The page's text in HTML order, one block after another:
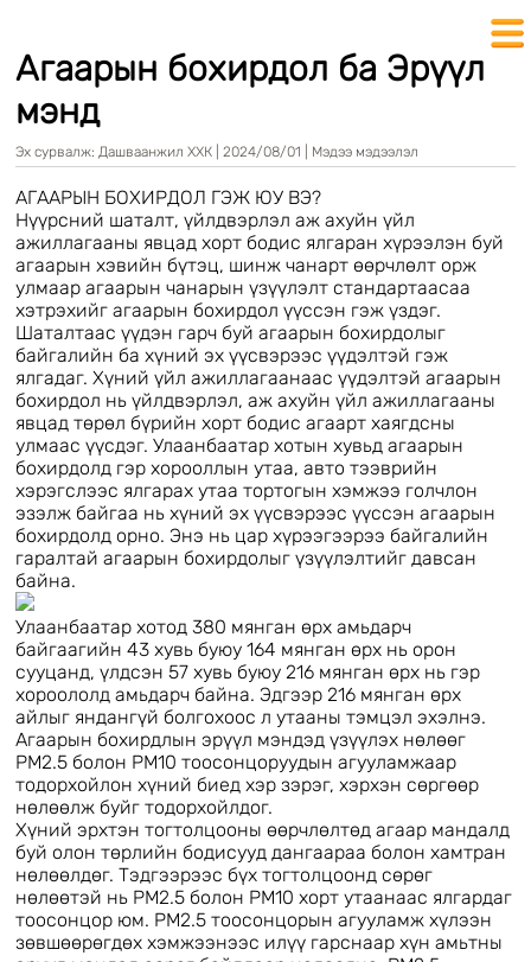
Агаарын бохирдол ба Эрүүл
мэнд
Эх сурвалж:Дашваанжил ХХК 2024/08/01 Мэдээ мэдээлэл
АГААРЫН БОХИРДОЛ ГЭЖ ЮУ ВЭ?
Нүүрсний шаталт, үйлдвэрлэл аж ахуйн үйл
ажиллагааны явцад хорт бодис ялгаран хүрээлэн буй
агаарын хэвийн бүтэц, шинж чанарт өөрчлөлт орж
улмаар агаарын чанарын үзүүлэлт стандартаасаа
хэтрэхийг агаарын бохирдол үүссэн гэж үздэг.
Шаталтаас үүдэн гарч буй агаарын бохирдолыг
байгалийн ба хүний эх үүсвэрээс үүдэлтэй гэж
ялгадаг. Хүний үйл ажиллагаанаас үүдэлтэй агаарын
бохирдол нь үйлдвэрлэл, аж ахуйн үйл ажиллагааны
явцад төрөл бүрийн хорт бодис агаарт хаягдсны
улмаас үүсдэг. Улаанбаатар хотын хувьд агаарын
бохирдолд гэр хорооллын утаа, авто тээврийн
хэрэгслээс ялгарах утаа тортогын хэмжээ голчлон
эзэлж байгаа нь хүний эх үүсвэрээс үүссэн агаарын
бохирдолд орно. Энэ нь цар хүрээгээрээ байгалийн
гаралтай агаарын бохирдолыг үзүүлэлтийг давсан
байна.
Улаанбаатар хотод 380 мянган өрх амьдарч
байгаагийн 43 хувь буюу 164 мянган өрх нь орон
сууцанд, үлдсэн 57 хувь буюу 216 мянган өрх нь гэр
хороололд амьдарч байна. Эдгээр 216 мянган өрх
айлыг яндангүй болгохоос л утааны тэмцэл эхэлнэ.
Агаарын бохирдлын эрүүл мэндэд үзүүлэх нөлөөг
РМ2.5 болон РМ10 тоосонцоруудын агууламжаар
тодорхойлон хүний биед хэр зэрэг, хэрхэн сөргөөр
нөлөөлж буйг тодорхойлдог.
Хүний эрхтэн тогтолцооны өөрчлөлтөд агаар мандалд
буй олон төрлийн бодисууд дангаараа болон хамтран
нөлөөлдөг. Тэдгээрээс бүх тогтолцоонд сөрөг
нөлөөтэй нь РМ2.5 болон РМ10 хорт утаанаас ялгардаг
тоосонцор юм. РМ2.5 тоосонцорын агууламж хүлээн
зөвшөөрөгдөх хэмжээнээс илүү гарснаар хүн амьтны